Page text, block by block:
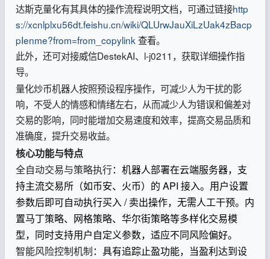
达斯克量化有其具体的操作流程说明文档，可通过链接http
s://xcnlplxu56dt.feishu.cn/wiki/QLUrwJauXiLzUak4zBacp
pIenme?from=from_copylink 查看。
此外，还可对接威信DestekAI、l-j0211，获取详细操作指
导。
量化炒币机器人按照预设程序操作，可减少人为干扰的影
响，不受人的情感和情绪左右，从而减少人为错误和偏差对
交易的影响，同时能增加交易速度和效率，提高交易品质和
准确度，提升交易收益。
核心功能与特点
全自动交易与策略执行：机器人部署在云端服务器，支
持主流交易所（如币安、火币）的 API 接入。用户设置
参数后即可自动执行买入 / 卖出操作，无需人工干预。内
置马丁策略、网格策略、华尔街策略等多样化交易模
型，同时支持用户自定义参数，适应不同风险偏好。
智能风险控制机制：具有追踪止盈功能，当盈利达到设